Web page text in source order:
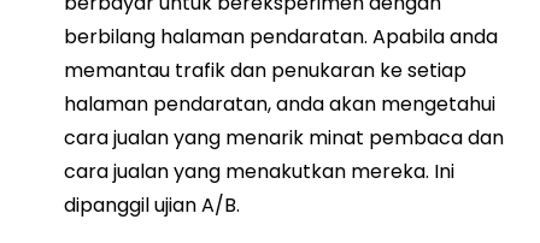
berbilang halaman pendaratan. Apabila anda
memantau trafik dan penukaran ke setiap
halaman pendaratan, anda akan mengetahui
cara jualan yang menarik minat pembaca dan
cara jualan yang menakutkan mereka. Ini
dipanggil ujian A/B.